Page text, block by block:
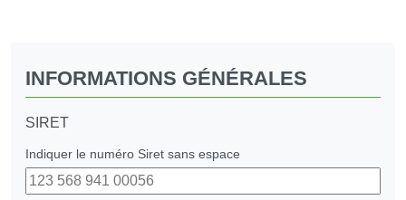
INFORMATIONS GÉNÉRALES
SIRET
Indiquer le numéro Siret sans espace